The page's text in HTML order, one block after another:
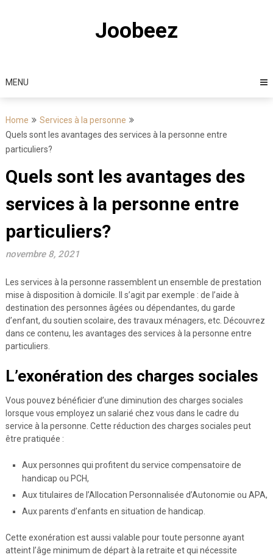
Joobeez
MENU
Home
Services à la personne
Quels sont les avantages des services à la personne entre
particuliers?
Quels sont les avantages des
services à la personne entre
particuliers?
novembre 8, 2021
Les services à la personne rassemblent un ensemble de prestation
mise à disposition à domicile. Il s’agit par exemple : de l’aide à
destination des personnes âgées ou dépendantes, du garde
d’enfant, du soutien scolaire, des travaux ménagers, etc. Découvrez
dans ce contenu, les avantages des services à la personne entre
particuliers.
L’exonération des charges sociales
Vous pouvez bénéficier d’une diminution des charges sociales
lorsque vous employez un salarié chez vous dans le cadre du
service à la personne. Cette réduction des charges sociales peut
être pratiquée :
Aux personnes qui profitent du service compensatoire de
handicap ou PCH,
Aux titulaires de l’Allocation Personnalisée d’Autonomie ou APA,
Aux parents d’enfants en situation de handicap.
Cette exonération est aussi valable pour toute personne ayant
atteint l’âge minimum de départ à la retraite et qui nécessite